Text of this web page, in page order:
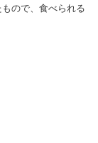
ので、食べられる